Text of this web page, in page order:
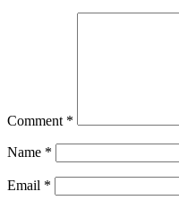
Comment *
Name *
Email *